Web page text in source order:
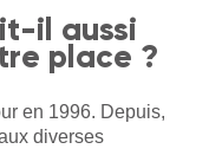
il aussi
place ?
en 1996. Depuis,
diverses